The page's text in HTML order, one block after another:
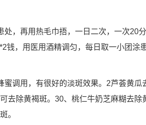
，再用热毛巾捂，一日二次，一次20
钱，用医用酒精调匀，每日取一小团涂
调用，有很好的淡斑效果。2芦荟黄瓜
除黄褐斑。30、桃仁牛奶芝麻糊去除
。